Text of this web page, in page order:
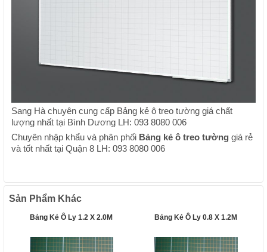
Sang Hà chuyên cung cấp Bảng kẻ ô treo tường giá chất
lượng nhất tại Bình Dương LH: 093 8080 006
Chuyên nhập khẩu và phân phối Bảng kẻ ô treo tường giá rẻ
và tốt nhất tại Quận 8 LH: 093 8080 006
Sản Phẩm Khác
Bảng Kẻ Ô Ly 1.2 X 2.0M Bảng Kẻ Ô Ly 0.8 X 1.2M